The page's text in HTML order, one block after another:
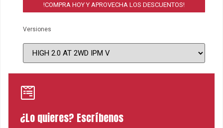
!COMPRA HOY Y APROVECHA LOS DESCUENTOS!
Versiones
¿Lo quieres? Escríbenos